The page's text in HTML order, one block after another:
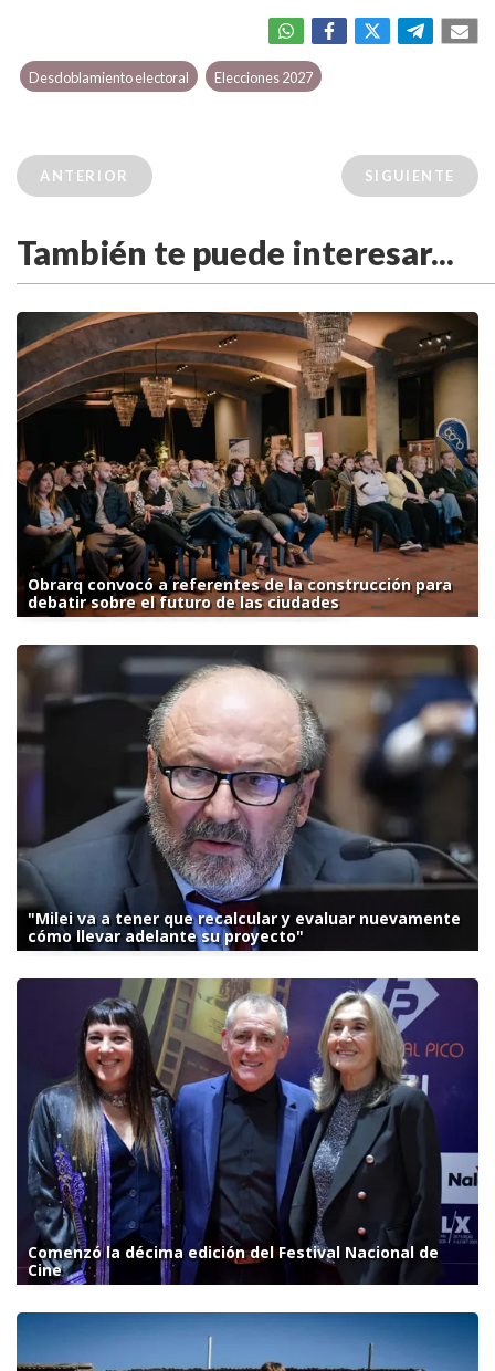
Desdoblamiento electoral Elecciones 2027
ANTERIOR SIGUIENTE
También te puede interesar...
Obrarq convocó a referentes de la construcción para
debatir sobre el futuro de las ciudades
"Milei va a tener que recalcular y evaluar nuevamente
cómo llevar adelante su proyecto"
Comenzó la décima edición del Festival Nacional de
Cine